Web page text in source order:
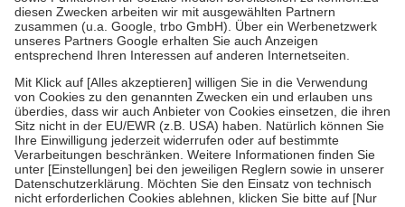
Zuzahlung zehn Prozent der Kosten sowie zehn Euro je
Verordnung.
Um das Engagement der Versicherten für ihre eigene Gesundheit zu
stärken und die besondere Stellung der Familie zu unterstützen,
fallenkeine Zuzahlungenan bei:
• Kindern und Jugendlichen bis zum vollendeten 18. Lebensjahr
mit Ausnahme der Fahrkosten
• Untersuchungen zur Vorsorge und Früherkennung, die von der
GKV getragen werden
• empfohlenen Schutzimpfungen
• Harn- und Blutteststreifen